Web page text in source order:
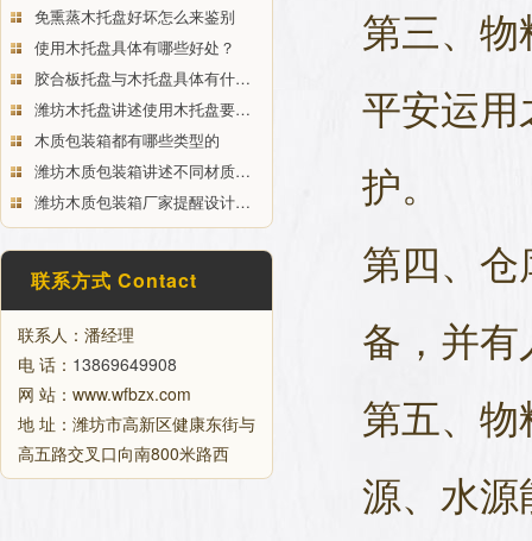
免熏蒸木托盘好坏怎么来鉴别
使用木托盘具体有哪些好处？
胶合板托盘与木托盘具体有什…
潍坊木托盘讲述使用木托盘要…
木质包装箱都有哪些类型的
潍坊木质包装箱讲述不同材质…
潍坊木质包装箱厂家提醒设计…
联系方式 Contact
联系人：潘经理
电 话： 13869649908
网 站：www.wfbzx.com
地 址：潍坊市高新区健康东街与
高五路交叉口向南800米路西
第三、
平安运
护。
第四、
备，并
第五、
源、水